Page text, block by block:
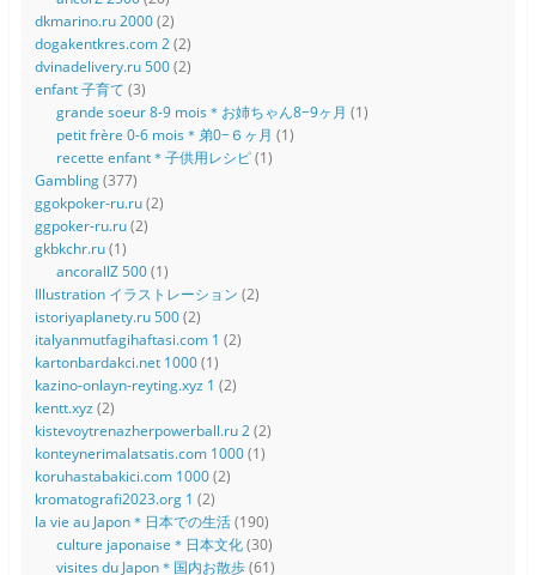
dkmarino.ru 2000(2)
dogakentkres.com 2(2)
dvinadelivery.ru 500(2)
enfant 子育て (3)
grande soeur 8-9 mois＊お姉ちゃん8−9ヶ月 (1)
petit frère 0-6 mois＊弟0−６ヶ月 (1)
recette enfant＊子供用レシピ(1)
Gambling(377)
ggokpoker-ru.ru(2)
ggpoker-ru.ru(2)
gkbkchr.ru(1)
ancorallZ 500(1)
Illustration イラストレーション (2)
istoriyaplanety.ru 500(2)
italyanmutfagihaftasi.com 1 (2)
kartonbardakci.net 1000(1)
kazino-onlayn-reyting.xyz 1 (2)
kentt.xyz (2)
kistevoytrenazherpowerball.ru 2(2)
konteynerimalatsatis.com 1000(1)
koruhastabakici.com 1000(2)
kromatografi2023.org 1 (2)
la vie au Japon＊日本での生活(190)
culture japonaise＊日本文化(30)
visites du Japon＊国内お散歩(61)